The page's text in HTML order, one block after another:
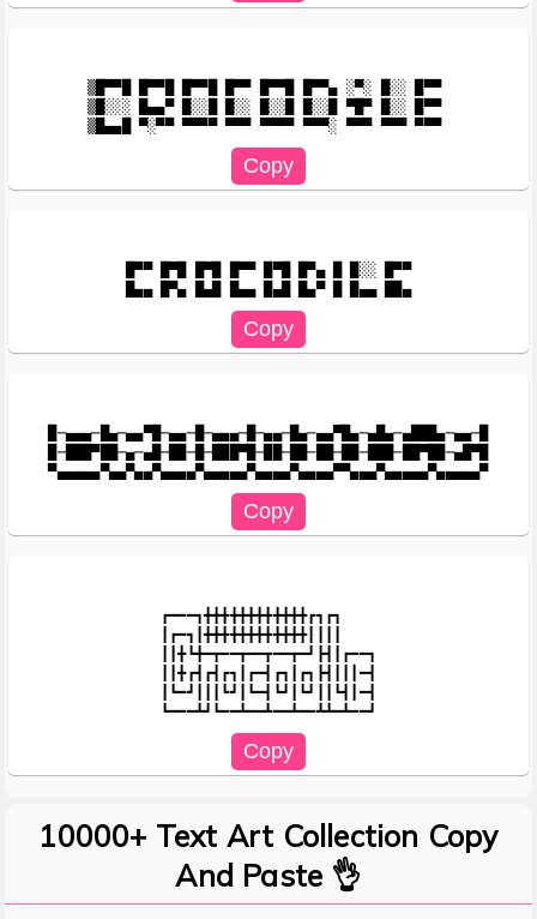
▒█▀▀█ █▀▀█ █▀▀█ █▀▀ █▀▀█ █▀▀▄ ░▀░ █░░ █▀▀
▒█░░░ █▄▄▀ █░░█ █░░ █░░█ █░░█ ▀█▀ █░░ █▀▀
█▀▀ █▀█ █▀█ █▀▀ █▀█ █▀▄ █ █░░ █▀▀
█▄▄ █▀▄ █▄█ █▄▄ █▄█ █▄▀ █ █▄▄ ██▄
█─▄▄▄─█▄─▄▄▀█─▄▄─█─▄▄▄─█─▄▄─█▄─▄▄▀█▄─▄█▄─▄███▄─▄▄─█
█─███▀██─▄─▄█─██─█─███▀█─██─██─██─██─███─██▀██─▄█▀█
▀▄▄▄▄▄▀▄▄▀▄▄▀▄▄▄▄▀▄▄▄▄▄▀▄▄▄▄▀▄▄▄▄▀▀▄▄▄▀▄▄▄▄▄▀▄▄▄▄▄▀
┏━━━┓╋╋╋╋╋╋╋╋╋╋╋╋┏┓┏┓
┃┏━┓┃╋╋╋╋╋╋╋╋╋╋╋╋┃┃┃┃
┃┃╋┗╋━┳━━┳━━┳━━┳━┛┣┫┃┏━━┓
┃┃╋┏┫┏┫┏┓┃┏━┫┏┓┃┏┓┣┫┃┃┃━┫
┃┗━┛┃┃┃┗┛┃┗━┫┗┛┃┗┛┃┃┗┫┃━┫
10000+ Text Art Collection Copy
And Paste 👌